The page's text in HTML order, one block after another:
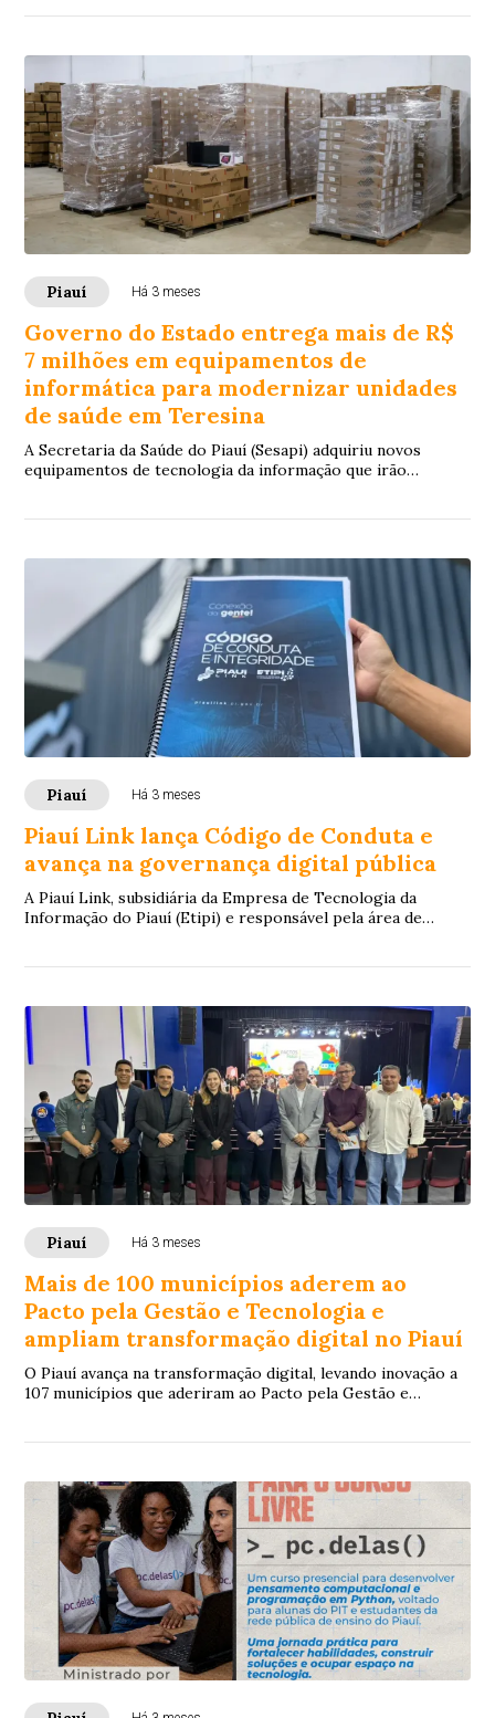
Piauí Há 3 meses
Governo do Estado entrega mais de R$
7 milhões em equipamentos de
informática para modernizar unidades
de saúde em Teresina
A Secretaria da Saúde do Piauí (Sesapi) adquiriu novos
equipamentos de tecnologia da informação que irão
Piauí Há 3 meses
Piauí Link lança Código de Conduta e
avança na governança digital pública
A Piauí Link, subsidiária da Empresa de Tecnologia da
Informação do Piauí (Etipi) e responsável pela área de
Piauí Há 3 meses
Mais de 100 municípios aderem ao
Pacto pela Gestão e Tecnologia e
ampliam transformação digital no Piauí
O Piauí avança na transformação digital, levando inovação a
107 municípios que aderiram ao Pacto pela Gestão e